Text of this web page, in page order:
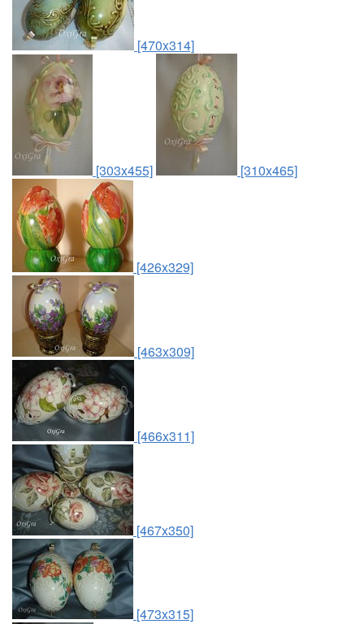
[470x314]
[303x455] [310x465]
[426x329]
[463x309]
[466x311]
[467x350]
[473x315]